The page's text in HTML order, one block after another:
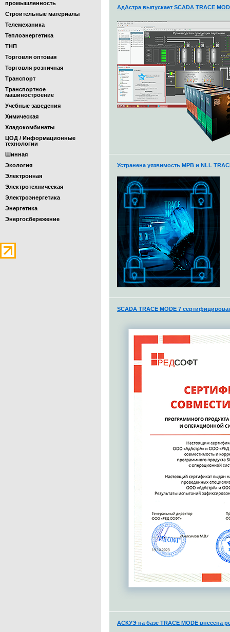
промышленность
Строительные материалы
Телемеханика
Теплоэнергетика
ТНП
Торговля оптовая
Торговля розничная
Транспорт
Транспортное
машиностроение
Учебные заведения
Химическая
Хладокомбинаты
ЦОД / Информационные
технологии
Шинная
Экология
Электронная
Электротехническая
Электроэнергетика
Энергетика
Энергосбережение
АдАстра выпускает SCADA TRACE
Устранена уязвимость МРВ и NLL
SCADA TRACE MODE 7
АСКУЭ на базе TRACE MODE внесена